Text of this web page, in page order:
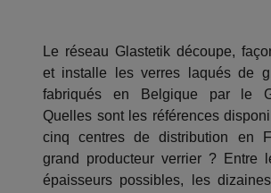
Le réseau Glastetik découpe,
et installe les verres laqués de
fabriqués en Belgique par le
Quelles sont les références
cinq centres de distribution en
grand producteur verrier ? Entre
épaisseurs possibles, les